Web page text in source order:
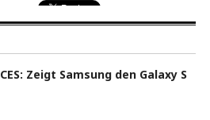
CES: Zeigt Samsung den Galaxy S